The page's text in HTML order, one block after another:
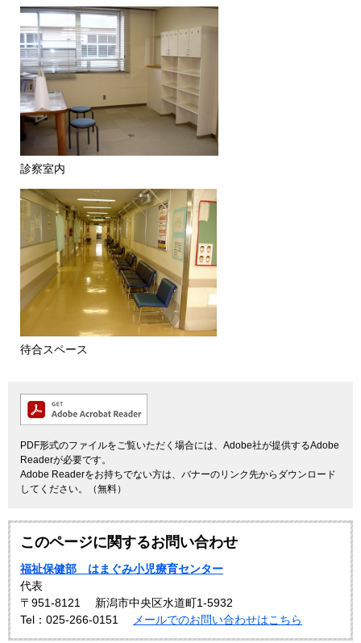
診察室内
待合スペース
PDF形式のファイルをご覧いただく場合には、Adobe社が提供するAdobe
Readerが必要です。
Adobe Readerをお持ちでない方は、バナーのリンク先からダウンロード
してください。（無料）
このページに関するお問い合わせ
福祉保健部 はまぐみ小児療育センター
代表
〒951-8121
新潟市中央区水道町1-5932
Tel：025-266-0151
メールでのお問い合わせはこちら